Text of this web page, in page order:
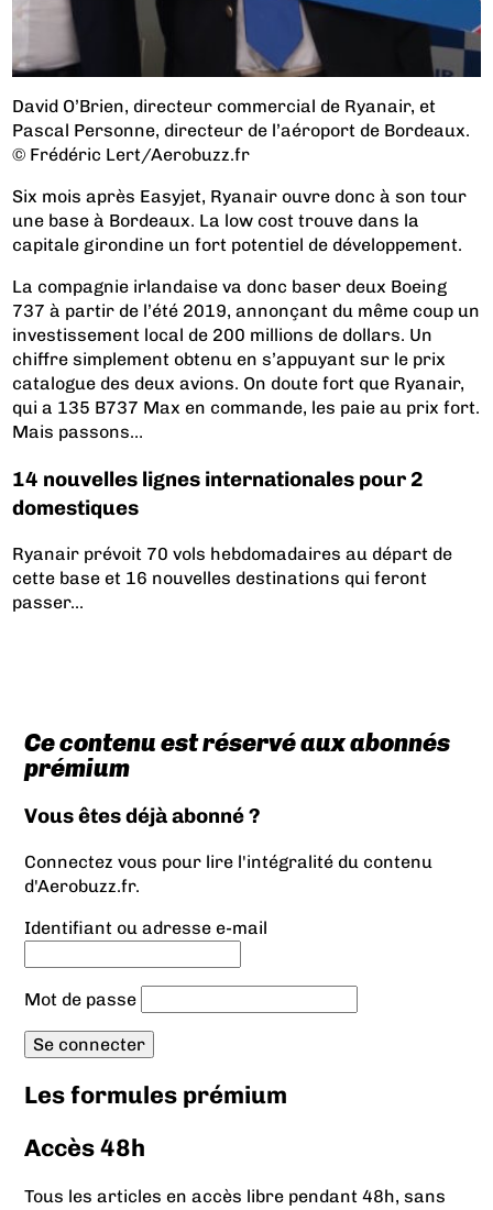
David O’Brien, directeur commercial de Ryanair, et
Pascal Personne, directeur de l’aéroport de Bordeaux.
© Frédéric Lert/Aerobuzz.fr
Six mois après Easyjet, Ryanair ouvre donc à son tour
une base à Bordeaux. La low cost trouve dans la
capitale girondine un fort potentiel de développement.
La compagnie irlandaise va donc baser deux Boeing
737 à partir de l’été 2019, annonçant du même coup un
investissement local de 200 millions de dollars. Un
chiffre simplement obtenu en s’appuyant sur le prix
catalogue des deux avions. On doute fort que Ryanair,
qui a 135 B737 Max en commande, les paie au prix fort.
Mais passons…
14 nouvelles lignes internationales pour 2
domestiques
Ryanair prévoit 70 vols hebdomadaires au départ de
cette base et 16 nouvelles destinations qui feront
passer...
Ce contenu est réservé aux abonnés
prémium
Vous êtes déjà abonné ?
Connectez vous pour lire l'intégralité du contenu
d'Aerobuzz.fr.
Identifiant ou adresse e-mail
Mot de passe
Les formules prémium
Accès 48h
Tous les articles en accès libre pendant 48h, sans